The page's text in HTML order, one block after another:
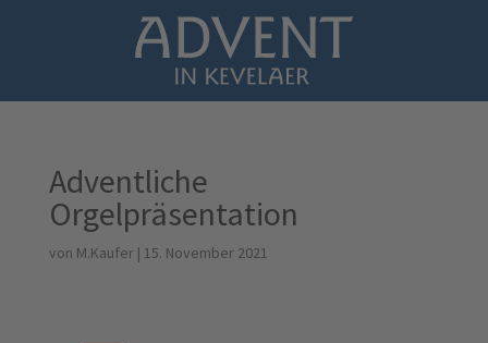
Adventliche
Orgelpräsentation
von M.Kaufer | 15. November 2021